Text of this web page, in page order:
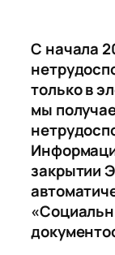
С начала
только в
мы
закрытии